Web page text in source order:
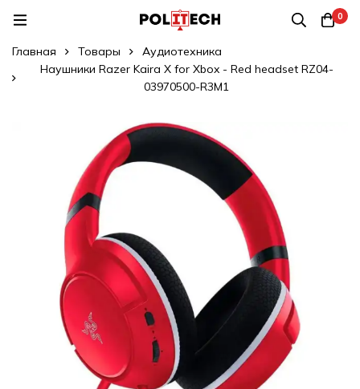
0
Главная Товары
Аудиотехника
Наушники Razer Kaira X for Xbox - Red headset RZ04-
03970500-R3M1